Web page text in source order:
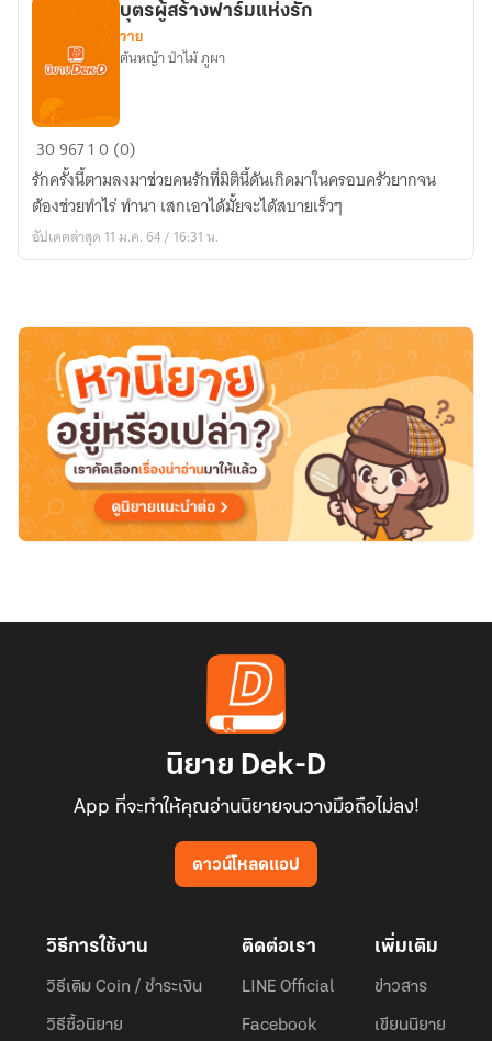
บุตร
ผู้
สร้าง
ฟาร์ม
แห่ง
บุตรผู้สร้างฟาร์มแห่งรัก
วาย
ต้นหญ้า ป่าไม้ ภูผา
3096710 (0)
รักครั้งนี้ตามลงมาช่วยคนรักที่มิตินี้ดันเกิดมาในครอบครัวยากจน
ต้องช่วยทำไร่ ทำนา เสกเอาได้มั้ยจะได้สบายเร็วๆ
อัปเดตล่าสุด 11 ม.ค. 64 / 16:31 น.
นิยาย Dek-D
App ที่จะทำให้คุณอ่านนิยายจนวางมือถือไม่ลง!
ดาวน์โหลดแอป
วิธีการใช้งาน
วิธีเติม Coin / ชำระเงิน
วิธีซื้อนิยาย
ติดต่อเรา
LINE Official
Facebook
เพิ่มเติม
ข่าวสาร
เขียนนิยาย